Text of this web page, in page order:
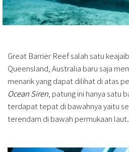
Great Barrier Reef salah satu
Queensland, Australia baru saja
menarik yang dapat dilihat di atas
Ocean Siren , patung ini hanya satu
terdapat tepat di bawahnya yaitu
terendam di bawah permukaan laut.